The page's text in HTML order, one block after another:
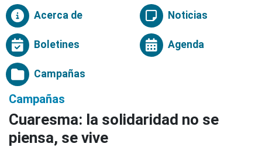
Acerca de Noticias
Boletines Agenda
Campañas
Campañas
Cuaresma: la solidaridad no se
piensa, se vive